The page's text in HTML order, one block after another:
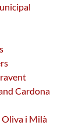
Cardona
Oliva i Milà